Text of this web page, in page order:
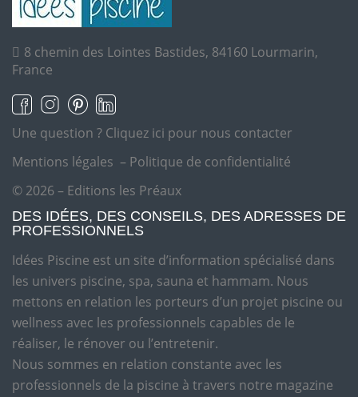
8 chemin des Lointes Bastides, 84160 Lourmarin,
France
Une question ? Cliquez ici pour nous contacter
Mentions légales – Politique de confidentialité
© 2026 – Editions les Préaux
DES IDÉES, DES CONSEILS, DES ADRESSES DE
PROFESSIONNELS
Idées Piscine est un site d’information spécialisé dans
les univers piscine, spa, sauna et hammam. Nous
mettons en relation les porteurs d’un projet piscine ou
wellness avec les professionnels capables de le
réaliser, le rénover ou l’entretenir.
Nous sommes en relation constante avec les
professionnels de la piscine à travers notre magazine